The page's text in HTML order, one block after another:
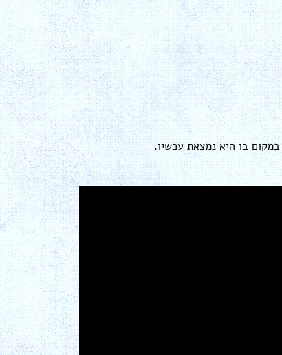
בו היא נמצאת עכשיו.